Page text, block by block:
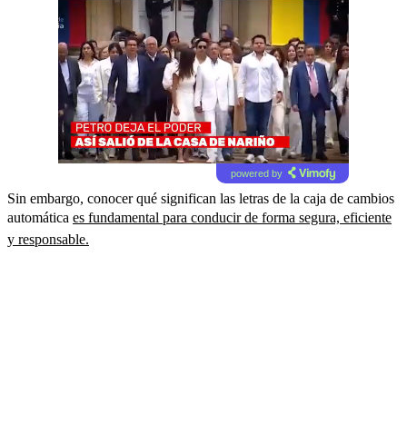
powered by
Sin embargo, conocer qué significan las letras de la caja de cambios
automática es fundamental para conducir de forma segura, eficiente
y responsable.